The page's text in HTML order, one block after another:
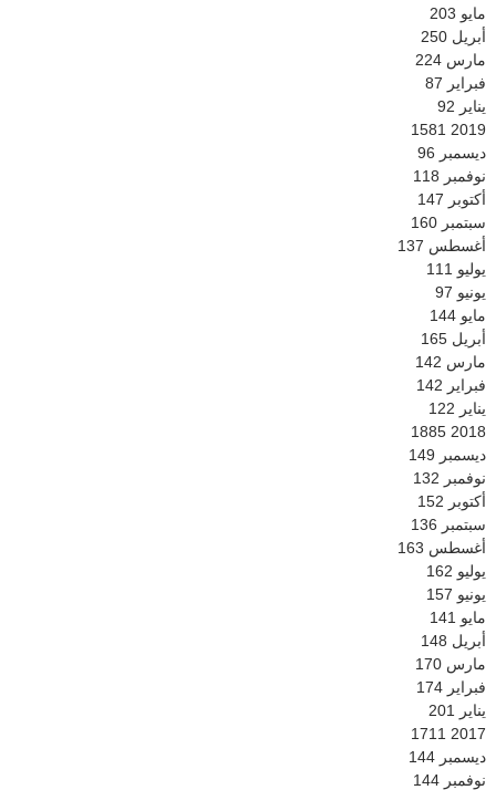
مايو 203
أبريل 250
مارس 224
فبراير 87
يناير 92
2019
1581
ديسمبر 96
نوفمبر 118
أكتوبر 147
سبتمبر 160
أغسطس 137
يوليو 111
يونيو 97
مايو 144
أبريل 165
مارس 142
فبراير 142
يناير 122
2018
1885
ديسمبر 149
نوفمبر 132
أكتوبر 152
سبتمبر 136
أغسطس 163
يوليو 162
يونيو 157
مايو 141
أبريل 148
مارس 170
فبراير 174
يناير
201
2017
1711
ديسمبر 144
نوفمبر 144